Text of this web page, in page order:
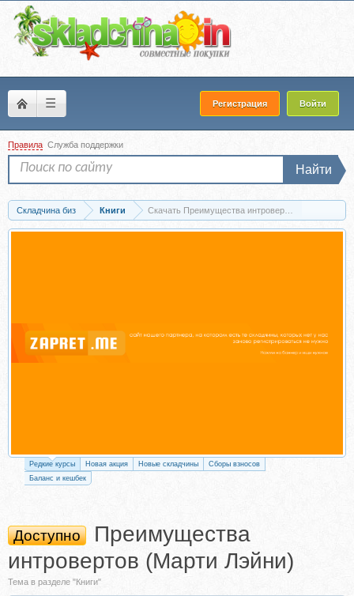
☰ Регистрация Войти
Правила Служба поддержки
Найти
Складчина биз Книги
Редкие курсы Новая акция Новые складчины
Сборы взносов
Баланс и кешбек
Доступно
Преимущества
интровертов (Марти Лэйни)
Тема в разделе "Книги"